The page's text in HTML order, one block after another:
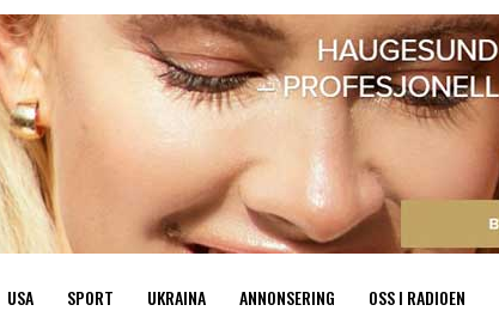
USA SPORT UKRAINA ANNONSERING OSS I RADIOEN